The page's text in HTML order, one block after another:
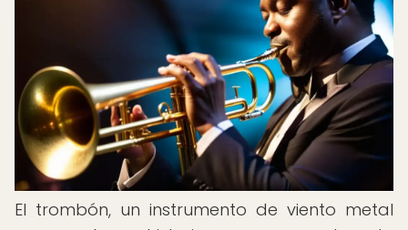
El trombón, un instrumento de viento metal